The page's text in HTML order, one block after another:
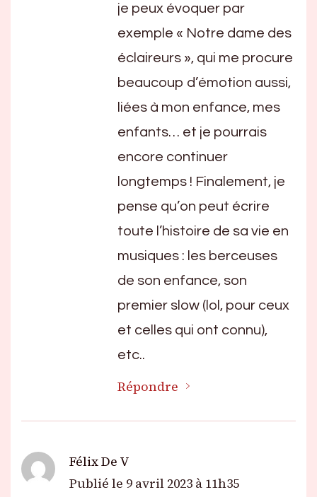
je peux évoquer par
exemple « Notre dame des
éclaireurs », qui me procure
beaucoup d’émotion aussi,
liées à mon enfance, mes
enfants… et je pourrais
encore continuer
longtemps ! Finalement, je
pense qu’on peut écrire
toute l’histoire de sa vie en
musiques : les berceuses
de son enfance, son
premier slow (lol, pour ceux
et celles qui ont connu),
etc..
Répondre
Félix De V
Publié le 9 avril 2023 à 11h35